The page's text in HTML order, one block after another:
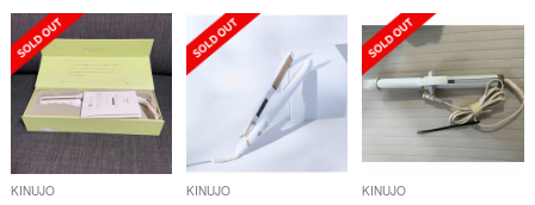
KINUJO KINUJO KINUJO